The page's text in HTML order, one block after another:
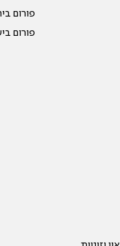
פורום
פורום